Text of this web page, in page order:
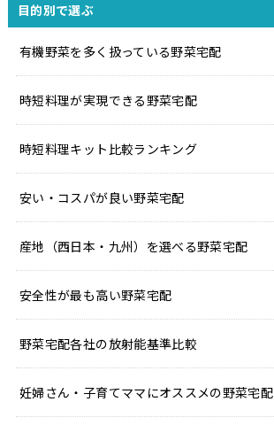
目的別で選ぶ
有機野菜を多く扱っている野菜宅配
時短料理が実現できる野菜宅配
時短料理キット比較ランキング
安い・コスパが良い野菜宅配
産地（西日本・九州）を選べる野菜宅配
安全性が最も高い野菜宅配
野菜宅配各社の放射能基準比較
妊婦さん・子育てママにオススメの野菜宅配